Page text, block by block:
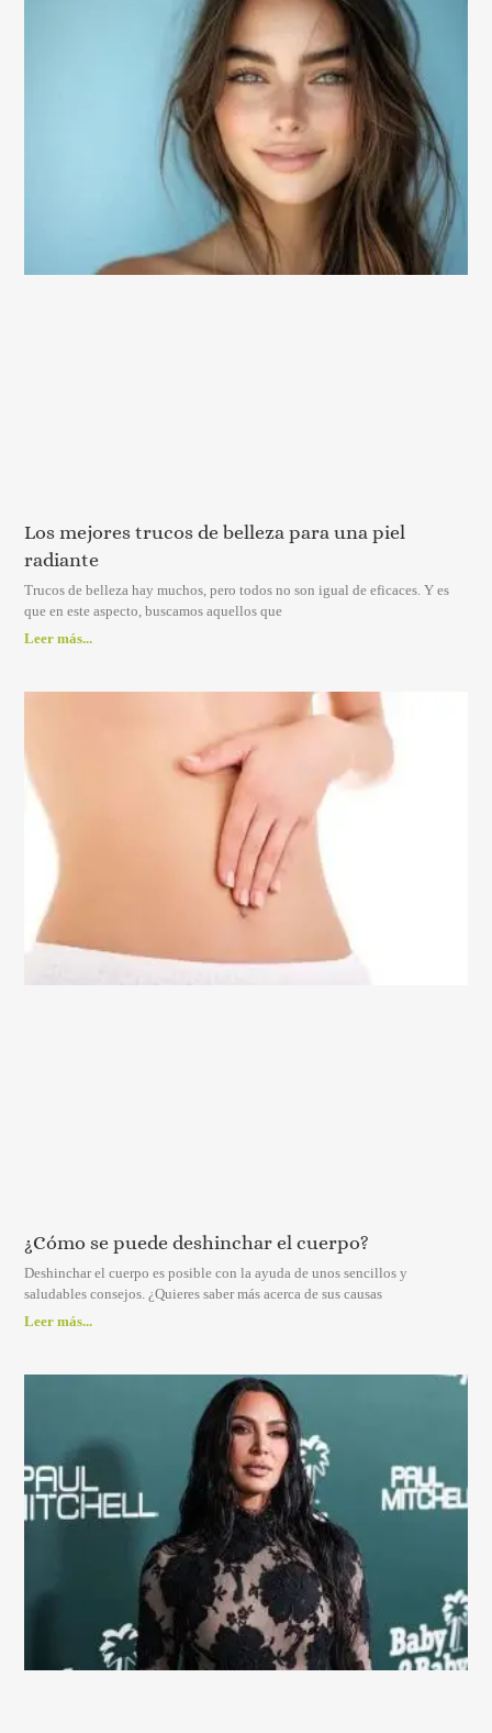
Los mejores trucos de belleza para una piel
radiante
Trucos de belleza hay muchos, pero todos no son igual de eficaces. Y es
que en este aspecto, buscamos aquellos que
Leer más...
¿Cómo se puede deshinchar el cuerpo?
Deshinchar el cuerpo es posible con la ayuda de unos sencillos y
saludables consejos. ¿Quieres saber más acerca de sus causas
Leer más...